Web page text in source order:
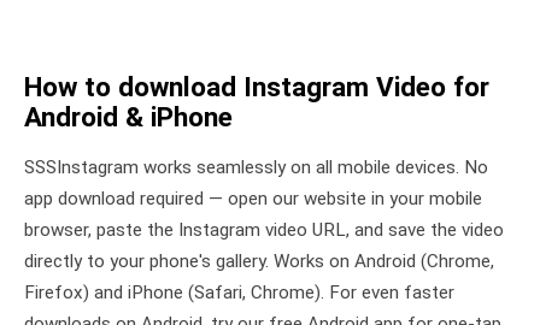
How to download Instagram Video for
Android & iPhone
SSSInstagram works seamlessly on all mobile devices. No
app download required — open our website in your mobile
browser, paste the Instagram video URL, and save the video
directly to your phone's gallery. Works on Android (Chrome,
Firefox) and iPhone (Safari, Chrome). For even faster